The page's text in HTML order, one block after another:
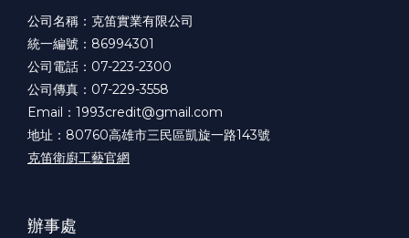
公司名稱：克笛實業有限公司
統一編號：86994301
公司電話：07-223-2300
公司傳真：07-229-3558
Email：1993credit@gmail.com
地址：80760高雄市三民區凱旋一路143號
克笛衛廚工藝官網
辦事處